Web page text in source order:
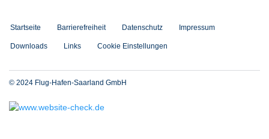
Startseite Barrierefreiheit Datenschutz Impressum
Downloads Links Cookie Einstellungen
© 2024 Flug-Hafen-Saarland GmbH